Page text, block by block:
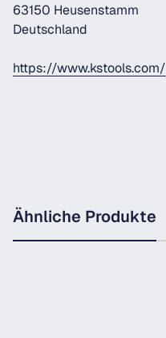
63150 Heusenstamm
Deutschland
https://www.kstools.com/
Ähnliche Produkte